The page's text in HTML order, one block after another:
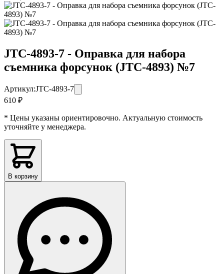
JTC-4893-7 - Оправка для набора
съемника форсунок (JTC-4893) №7
Артикул:JTC-4893-7
610 ₽
* Цены указаны ориентировочно. Актуальную стоимость
уточняйте у менеджера.
В корзину